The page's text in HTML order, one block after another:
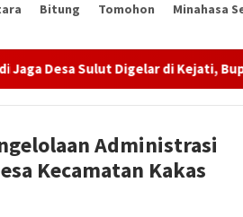
Bitung Tomohon Minahasa
Desa Sulut Digelar di Kejati, Bupati
Administrasi
Kecamatan Kakas